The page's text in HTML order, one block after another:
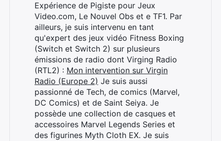
Expérience de Pigiste pour Jeux
Video.com, Le Nouvel Obs et e TF1. Par
ailleurs, je suis intervenu en tant
qu'expert des jeux vidéo Fitness Boxing
(Switch et Switch 2) sur plusieurs
émissions de radio dont Virging Radio
(RTL2) : Mon intervention sur Virgin
Radio (Europe 2) Je suis aussi
passionné de Tech, de comics (Marvel,
DC Comics) et de Saint Seiya. Je
possède une collection de casques et
accessoires Marvel Legends Series et
des figurines Myth Cloth EX. Je suis